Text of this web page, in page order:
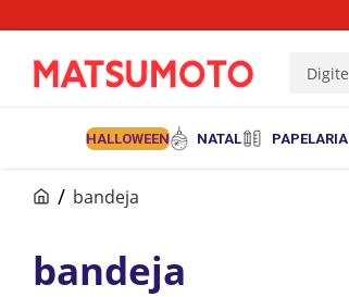
HALLOWEEN NATAL PAPELARIA
bandeja
bandeja